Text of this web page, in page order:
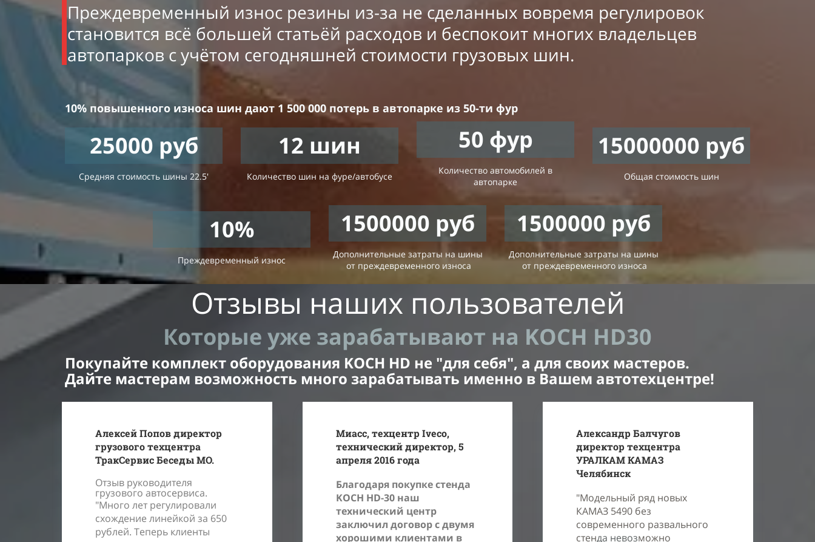
Преждевременный износ резины из-за не сделанных вовремя регулировок
становится всё большей статьёй расходов и беспокоит многих владельцев
автопарков с учётом сегодняшней стоимости грузовых шин.
10% повышенного износа шин дают 1 500 000 потерь в автопарке из 50-ти фур
25000 руб
Средняя стоимость шины 22.5'
12 шин
Количество шин на фуре/автобусе
50 фур
Количество автомобилей в
автопарке
15000000 руб
Общая стоимость шин
10%
Преждевременный износ
1500000 руб
Дополнительные затраты на шины
от преждевременного износа
1500000 руб
Дополнительные затраты на шины
от преждевременного износа
Отзывы наших пользователей
Которые уже зарабатывают на KOCH HD30
Покупайте комплект оборудования KOCH HD не "для себя", а для своих мастеров.
Дайте мастерам возможность много зарабатывать именно в Вашем автотехцентре!
Алексей Попов директор
грузового техцентра
ТракСервис Беседы МО.
Отзыв руководителя
грузового автосервиса.
"Много лет регулировали
схождение линейкой за 650
рублей. Теперь клиенты
Миасс, техцентр Iveco,
технический директор, 5
апреля 2016 года
Благодаря покупке стенда
KOCH HD-30 наш
технический центр
заключил договор с двумя
хорошими клиентами в
Александр Балчугов
директор техцентра
УРАЛКАМ КАМАЗ
Челябинск
"Модельный ряд новых
КАМАЗ 5490 без
современного развального
стенда невозможно